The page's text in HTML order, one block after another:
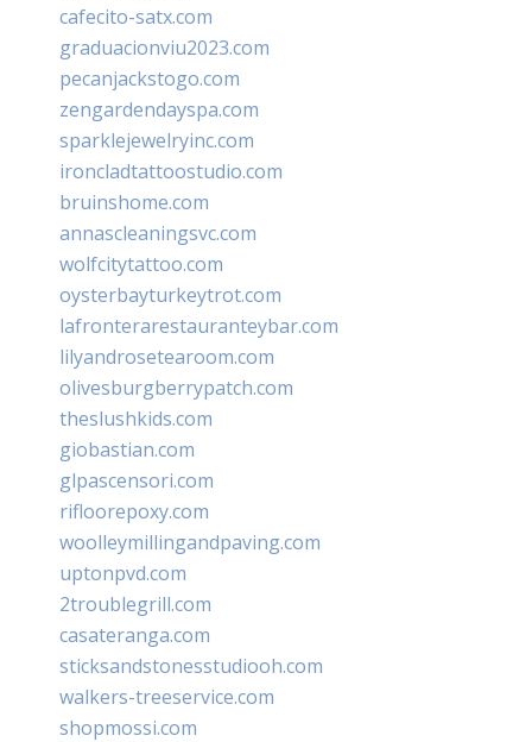
cafecito-satx.com
graduacionviu2023.com
pecanjackstogo.com
zengardendayspa.com
sparklejewelryinc.com
ironcladtattoostudio.com
bruinshome.com
annascleaningsvc.com
wolfcitytattoo.com
oysterbayturkeytrot.com
lafronterarestauranteybar.com
lilyandrosetearoom.com
olivesburgberrypatch.com
theslushkids.com
giobastian.com
glpascensori.com
rifloorepoxy.com
woolleymillingandpaving.com
uptonpvd.com
2troublegrill.com
casateranga.com
sticksandstonesstudiooh.com
walkers-treeservice.com
shopmossi.com